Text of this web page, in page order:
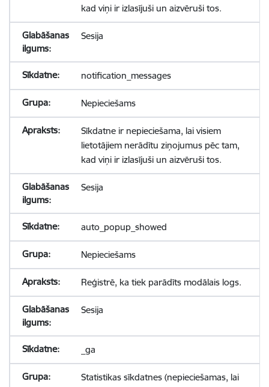
kad viņi ir izlasījuši un aizvēruši tos.
Sesija
notification_messages
Nepieciešams
Sīkdatne ir nepieciešama, lai visiem
lietotājiem nerādītu ziņojumus pēc tam,
kad viņi ir izlasījuši un aizvēruši tos.
Sesija
auto_popup_showed
Nepieciešams
Reģistrē, ka tiek parādīts modālais logs.
Sesija
_ga
Statistikas sīkdatnes (nepieciešamas, lai